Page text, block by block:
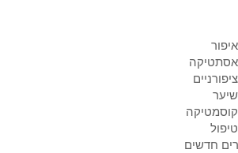
אסתטיקה
קוסמטיקה
חדשים